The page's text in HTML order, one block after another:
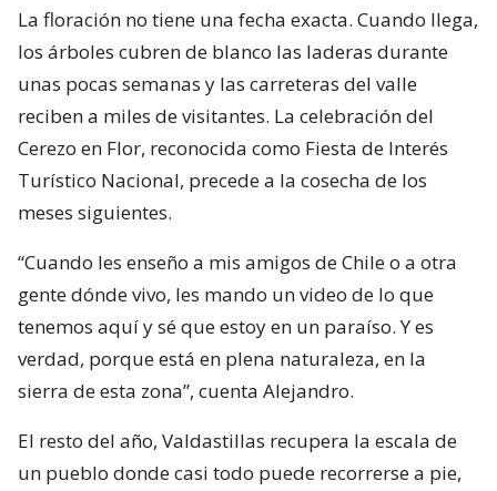
La floración no tiene una fecha exacta. Cuando llega,
los árboles cubren de blanco las laderas durante
unas pocas semanas y las carreteras del valle
reciben a miles de visitantes. La celebración del
Cerezo en Flor, reconocida como Fiesta de Interés
Turístico Nacional, precede a la cosecha de los
meses siguientes.
“Cuando les enseño a mis amigos de Chile o a otra
gente dónde vivo, les mando un video de lo que
tenemos aquí y sé que estoy en un paraíso. Y es
verdad, porque está en plena naturaleza, en la
sierra de esta zona”, cuenta Alejandro.
El resto del año, Valdastillas recupera la escala de
un pueblo donde casi todo puede recorrerse a pie,